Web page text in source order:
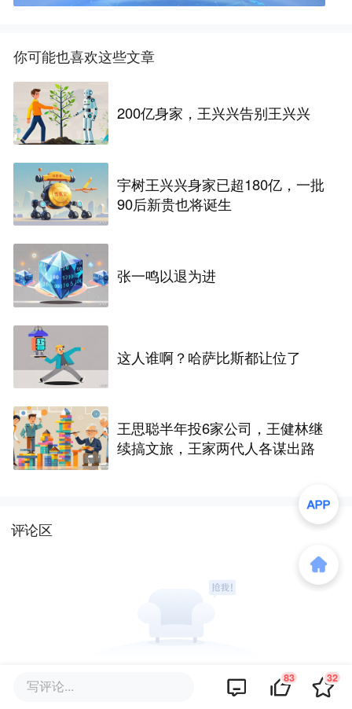
你可能也喜欢这些文章
200亿身家，王兴兴告别王兴兴
宇树王兴兴身家已超180亿，一批
90后新贵也将诞生
张一鸣以退为进
这人谁啊？哈萨比斯都让位了
王思聪半年投6家公司，王健林继
续搞文旅，王家两代人各谋出路
评论区
写评论... 83 32